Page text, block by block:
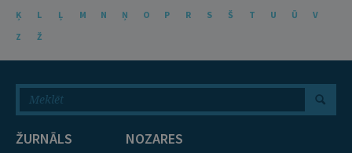
Ķ
L Ļ M N Ņ O P R S Š T U Ū
V
Z
Ž
ŽURNĀLS NOZARES